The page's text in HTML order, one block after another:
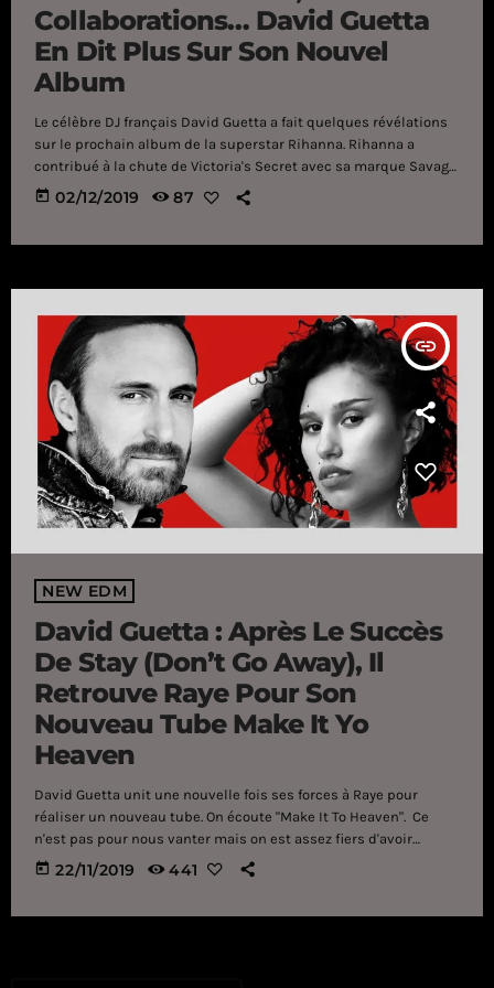
Collaborations… David Guetta
En Dit Plus Sur Son Nouvel
Album
Le célèbre DJ français David Guetta a fait quelques révélations
sur le prochain album de la superstar Rihanna. Rihanna a
contribué à la chute de Victoria's Secret avec sa marque Savage
X Fenty. Depuis qu'elle a laissé la musique de côté après la
sortie de son huitième album ANTI en janvier 2016, la superstar
today 02/12/2019 87
insert_link
NEW EDM
David Guetta : Après Le Succès
De Stay (Don’t Go Away), Il
Retrouve Raye Pour Son
Nouveau Tube Make It Yo
Heaven
David Guetta unit une nouvelle fois ses forces à Raye pour
réaliser un nouveau tube. On écoute "Make It To Heaven". Ce
n'est pas pour nous vanter mais on est assez fiers d'avoir
découvert Raye, le talent qui collabore avec Major Lazer, Charli
XCX, Little Mix et John Legend il y a plus d'un an. L'anglaise qui
today 22/11/2019 441